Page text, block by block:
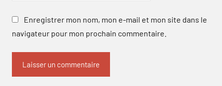
Enregistrer mon nom, mon e-mail et mon site dans le
navigateur pour mon prochain commentaire.